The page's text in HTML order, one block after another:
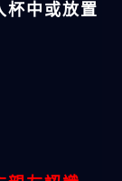
中或放置